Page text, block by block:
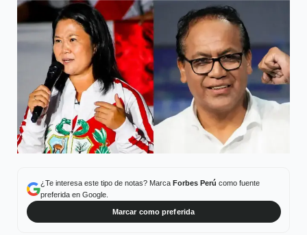
¿Te interesa este tipo de notas? Marca Forbes Perú como fuente
preferida en Google.
Marcar como preferida